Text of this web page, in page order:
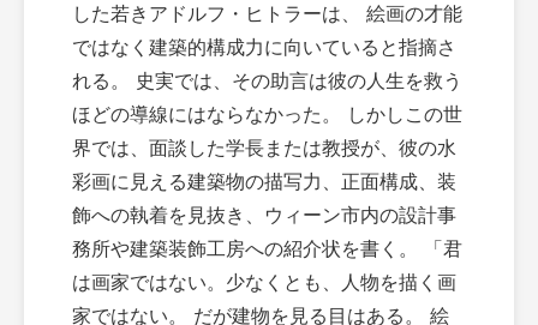
した若きアドルフ・ヒトラーは、 絵画の才能
ではなく建築的構成力に向いていると指摘さ
れる。 史実では、その助言は彼の人生を救う
ほどの導線にはならなかった。 しかしこの世
界では、面談した学長または教授が、彼の水
彩画に見える建築物の描写力、正面構成、装
飾への執着を見抜き、ウィーン市内の設計事
務所や建築装飾工房への紹介状を書く。 「君
は画家ではない。少なくとも、人物を描く画
家ではない。 だが建物を見る目はある。 絵